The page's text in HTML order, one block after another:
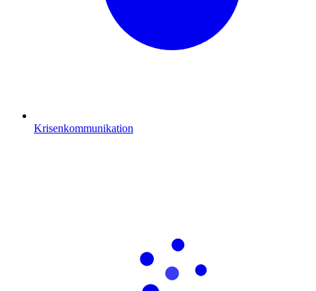
Krisenkommunikation